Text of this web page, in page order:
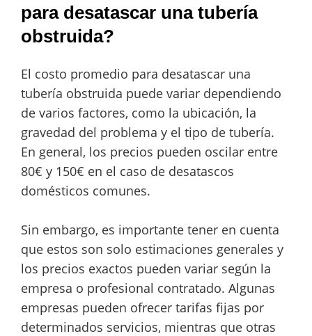
para desatascar una tubería
obstruida?
El costo promedio para desatascar una
tubería obstruida puede variar dependiendo
de varios factores, como la ubicación, la
gravedad del problema y el tipo de tubería.
En general, los precios pueden oscilar entre
80€ y 150€ en el caso de desatascos
domésticos comunes.
Sin embargo, es importante tener en cuenta
que estos son solo estimaciones generales y
los precios exactos pueden variar según la
empresa o profesional contratado. Algunas
empresas pueden ofrecer tarifas fijas por
determinados servicios, mientras que otras